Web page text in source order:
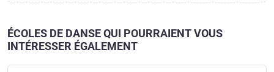
ÉCOLES DE DANSE QUI POURRAIENT VOUS
INTÉRESSER ÉGALEMENT